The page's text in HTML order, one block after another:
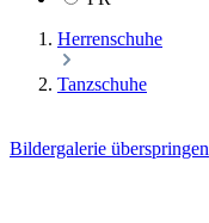
Herrenschuhe
Tanzschuhe
Bildergalerie überspringen